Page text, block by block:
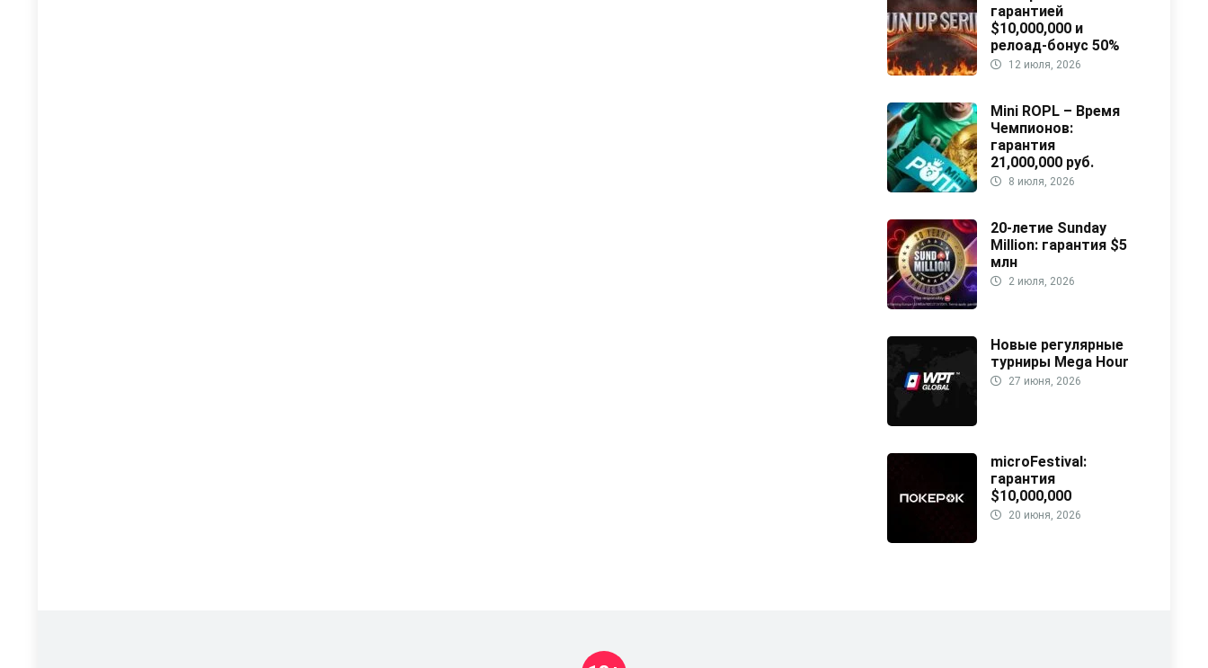
гарантией
$10,000,000 и
релоад-бонус 50%
12 июля, 2026
Mini ROPL – Время
Чемпионов:
гарантия
21,000,000 руб.
8 июля, 2026
20-летие Sunday
Million: гарантия $5
млн
2 июля, 2026
Новые регулярные
турниры Mega Hour
27 июня, 2026
microFestival:
гарантия
$10,000,000
20 июня, 2026